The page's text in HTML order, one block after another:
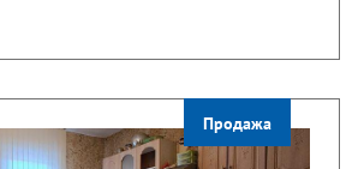
Продажа